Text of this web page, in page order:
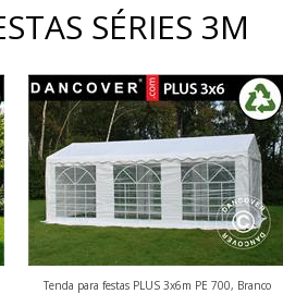
SÉRIES 3M
Tenda para festas PLUS 3x6m PE 700, Branco